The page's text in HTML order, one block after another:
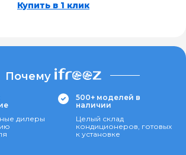
Купить в 1 клик
Почему
дилеры
500+ моделей в
наличии
Целый склад
кондиционеров, готовых
к установке